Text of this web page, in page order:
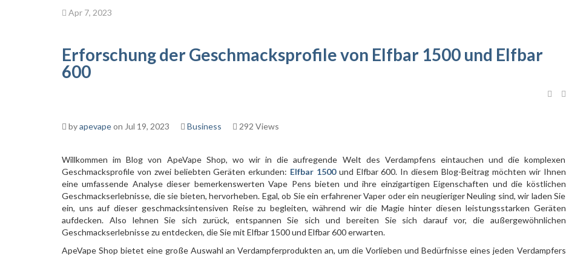
Apr 7, 2023
Erforschung der Geschmacksprofile von Elfbar 1500 und Elfbar
600
byapevapeon Jul 19, 2023 Business 292 Views
Willkommen im Blog von ApeVape Shop, wo wir in die aufregende Welt des Verdampfens eintauchen und die komplexen
Geschmacksprofile von zwei beliebten Geräten erkunden: Elfbar 1500und Elfbar 600. In diesem Blog-Beitrag möchten wir Ihnen
eine umfassende Analyse dieser bemerkenswerten Vape Pens bieten und ihre einzigartigen Eigenschaften und die köstlichen
Geschmackserlebnisse, die sie bieten, hervorheben. Egal, ob Sie ein erfahrener Vaper oder ein neugieriger Neuling sind, wir laden Sie
ein, uns auf dieser geschmacksintensiven Reise zu begleiten, während wir die Magie hinter diesen leistungsstarken Geräten
aufdecken. Also lehnen Sie sich zurück, entspannen Sie sich und bereiten Sie sich darauf vor, die außergewöhnlichen
Geschmackserlebnisse zu entdecken, die Sie mit Elfbar 1500 und Elfbar 600 erwarten.
ApeVape Shop bietet eine große Auswahl an Verdampferprodukten an, um die Vorlieben und Bedürfnisse eines jeden Verdampfers